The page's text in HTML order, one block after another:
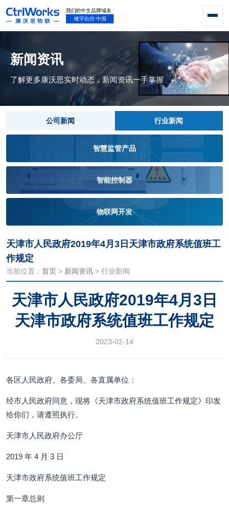
新闻资讯
了解更多康沃思实时动态，新闻资讯一手掌握
公司新闻 行业新闻
智慧监管产品
智能控制器
物联网开发
天津市人民政府2019年4月3日天津市政府系统值班工
作规定
当前位置： 首页 > 新闻资讯 > 行业新闻
天津市人民政府2019年4月3日
天津市政府系统值班工作规定
2023-02-14
各区人民政府、各委局、各直属单位：
经市人民政府同意，现将《天津市政府系统值班工作规定》印发
给你们，请遵照执行。
天津市人民政府办公厅
2019 年 4 月 3 日
天津市政府系统值班工作规定
第一章总则